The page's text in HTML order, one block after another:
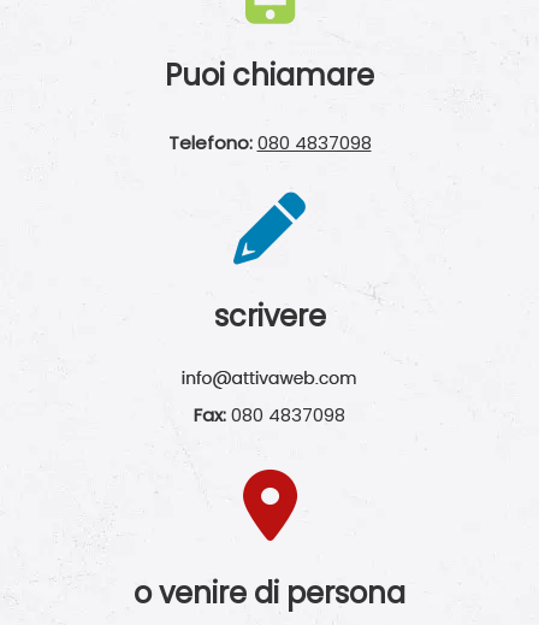
Puoi chiamare
Telefono: 080 4837098
scrivere
Fax:080 4837098
o venire di persona